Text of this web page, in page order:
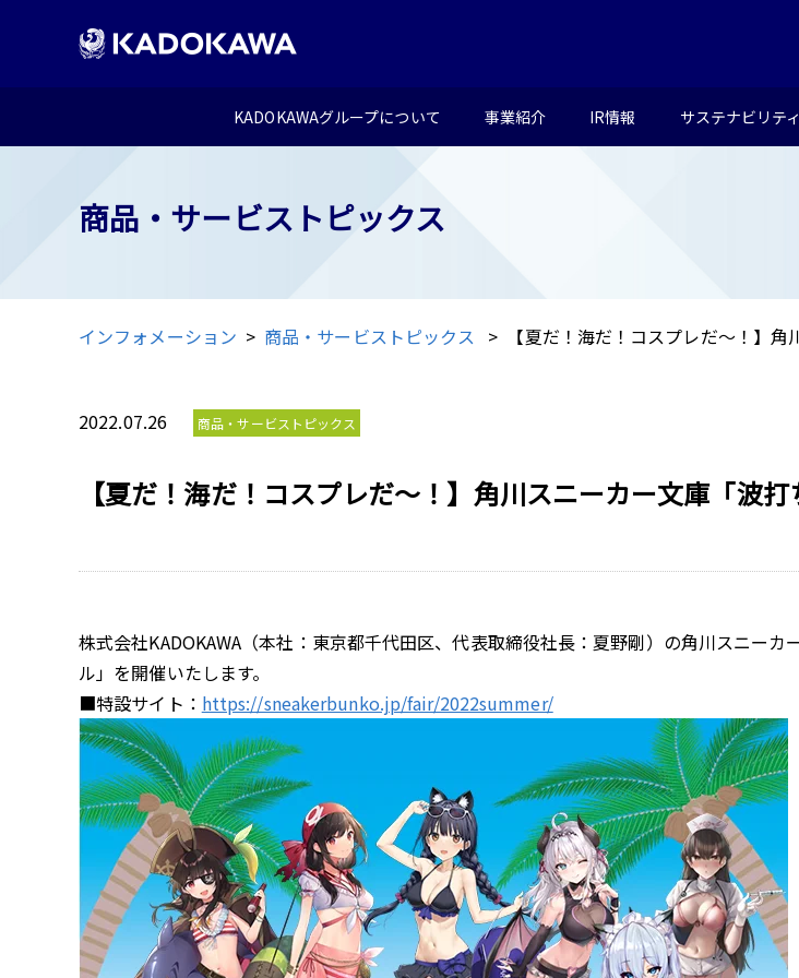
KADOKAWAグループについて 事業紹介 IR情報 サステナビリティ
商品・サービストピックス
インフォメーション 商品・サービストピックス 【夏だ！海だ！コスプレだ～！】
2022.07.26 商品・サービストピックス
【夏だ！海だ！コスプレだ～！】角川スニーカー文庫「波
株式会社KADOKAWA（本社：東京都千代田区、代表取締役社長：夏野剛）の角川スニー
ル」を開催いたします。
■特設サイト： https://sneakerbunko.jp/fair/2022summer/